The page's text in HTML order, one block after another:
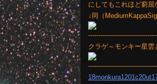
にしてもこれほど窮屈
↓同（
クラゲ～モンキー星